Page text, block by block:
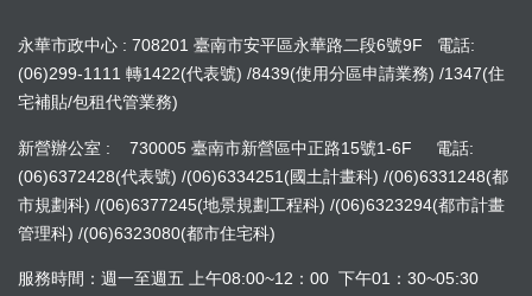
永華市政中心 : 708201 臺南市安平區永華路二段6號9F 電話:
(06)299-1111 轉1422(代表號) /8439(使用分區申請業務) /1347(住
宅補貼/包租代管業務)
新營辦公室 : 730005 臺南市新營區中正路15號1-6F 電話:
(06)6372428(代表號) /(06)6334251(國土計畫科) /(06)6331248(都
市規劃科) /(06)6377245(地景規劃工程科) /(06)6323294(都市計畫
管理科) /(06)6323080(都市住宅科)
服務時間：週一至週五 上午08:00~12：00 下午01：30~05:30